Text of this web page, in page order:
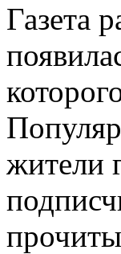
Газета
жители